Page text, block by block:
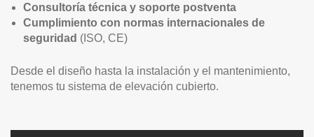
Consultoría técnica y soporte postventa
Cumplimiento con normas internacionales de
seguridad (ISO, CE)
Desde el diseño hasta la instalación y el mantenimiento,
tenemos tu sistema de elevación cubierto.